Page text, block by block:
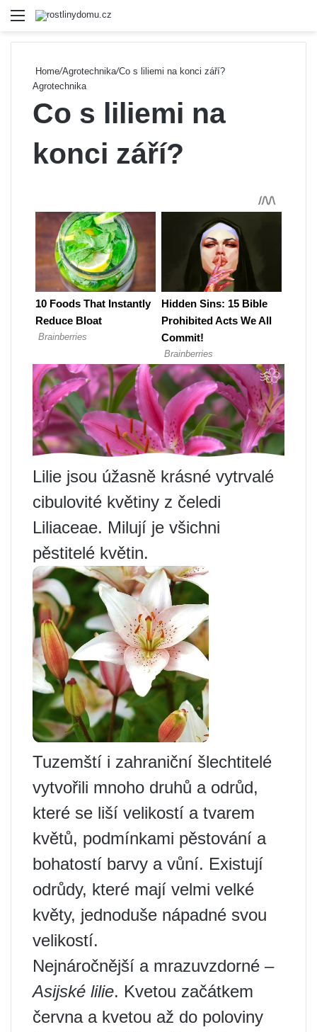
Menu
Home/Agrotechnika/Co s liliemi na konci září?
Agrotechnika
Co s liliemi na
konci září?
Lilie jsou úžasně krásné vytrvalé
cibulovité květiny z čeledi
Liliaceae. Milují je všichni
pěstitelé květin.
Tuzemští i zahraniční šlechtitelé
vytvořili mnoho druhů a odrůd,
které se liší velikostí a tvarem
květů, podmínkami pěstování a
bohatostí barvy a vůní. Existují
odrůdy, které mají velmi velké
květy, jednoduše nápadné svou
velikostí.
Nejnáročnější a mrazuvzdorné –
Asijské lilie. Kvetou začátkem
června a kvetou až do poloviny